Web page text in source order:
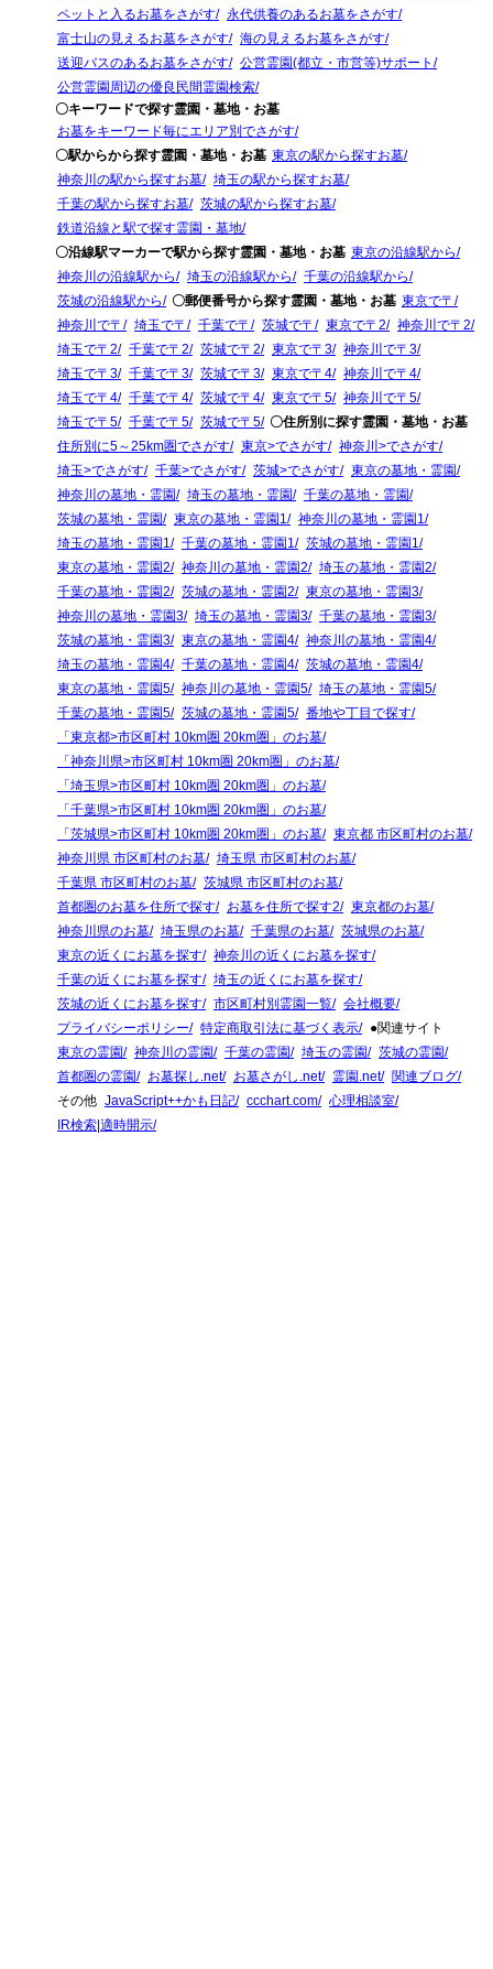
ペットと入るお墓をさがす
永代供養のあるお墓をさがす
富士山の見えるお墓をさがす
海の見えるお墓をさがす
送迎バスのあるお墓をさがす
公営霊園(都立・市営等)サポート
公営霊園周辺の優良民間霊園検索
〇キーワードで探す霊園・墓地・お墓
お墓をキーワード毎にエリア別でさがす
〇駅からから探す霊園・墓地・お墓 東京の駅から探すお墓
神奈川の駅から探すお墓
埼玉の駅から探すお墓
千葉の駅から探すお墓
茨城の駅から探すお墓
鉄道沿線と駅で探す霊園・墓地
〇沿線駅マーカーで駅から探す霊園・墓地・お墓 東京の沿線駅から
神奈川の沿線駅から
埼玉の沿線駅から
千葉の沿線駅から
茨城の沿線駅から
〇郵便番号から探す霊園・墓地・お墓 東京で〒
神奈川で〒
埼玉で〒 千葉で〒 茨城で〒 東京で〒2
神奈川で〒2
埼玉で〒2
千葉で〒2 茨城で〒2 東京で〒3
神奈川で〒3
埼玉で〒3
千葉で〒3 茨城で〒3 東京で〒4
神奈川で〒4
埼玉で〒4
千葉で〒4 茨城で〒4 東京で〒5
神奈川で〒5
埼玉で〒5
千葉で〒5 茨城で〒5
〇住所別に探す霊園・墓地・お墓
住所別に5～25km圏でさがす
東京>でさがす
神奈川>でさがす
埼玉>でさがす
千葉>でさがす 茨城>でさがす
東京の墓地・霊園
神奈川の墓地・霊園
埼玉の墓地・霊園
千葉の墓地・霊園
茨城の墓地・霊園
東京の墓地・霊園1
神奈川の墓地・霊園1
埼玉の墓地・霊園1
千葉の墓地・霊園1
茨城の墓地・霊園1
東京の墓地・霊園2
神奈川の墓地・霊園2
埼玉の墓地・霊園2
千葉の墓地・霊園2
茨城の墓地・霊園2
東京の墓地・霊園3
神奈川の墓地・霊園3
埼玉の墓地・霊園3
千葉の墓地・霊園3
茨城の墓地・霊園3
東京の墓地・霊園4
神奈川の墓地・霊園4
埼玉の墓地・霊園4
千葉の墓地・霊園4
茨城の墓地・霊園4
東京の墓地・霊園5
神奈川の墓地・霊園5
埼玉の墓地・霊園5
千葉の墓地・霊園5
茨城の墓地・霊園5
番地や丁目で探す
「東京都>市区町村 10km圏 20km圏」のお墓
「神奈川県>市区町村 10km圏 20km圏」のお墓
「埼玉県>市区町村 10km圏 20km圏」のお墓
「千葉県>市区町村 10km圏 20km圏」のお墓
「茨城県>市区町村 10km圏 20km圏」のお墓
東京都 市区町村のお墓
神奈川県 市区町村のお墓
埼玉県 市区町村のお墓
千葉県 市区町村のお墓
茨城県 市区町村のお墓
首都圏のお墓を住所で探す
お墓を住所で探す2
東京都のお墓
神奈川県のお墓
埼玉県のお墓 千葉県のお墓
茨城県のお墓
東京の近くにお墓を探す
神奈川の近くにお墓を探す
千葉の近くにお墓を探す
埼玉の近くにお墓を探す
茨城の近くにお墓を探す
市区町村別霊園一覧
会社概要
プライバシーポリシー
特定商取引法に基づく表示
●関連サイト
東京の霊園
神奈川の霊園 千葉の霊園 埼玉の霊園
茨城の霊園
首都圏の霊園
お墓探し.net お墓さがし.net 霊園.net
関連ブログ
その他 JavaScript++かも日記 ccchart.com
心理相談室
IR検索|適時開示